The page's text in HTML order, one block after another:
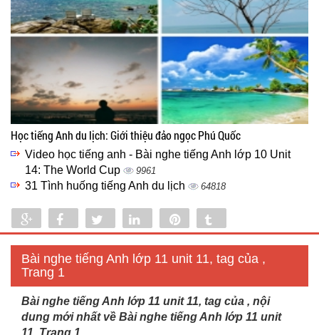
Học tiếng Anh du lịch: Giới thiệu đảo ngọc Phú Quốc
Video học tiếng anh - Bài nghe tiếng Anh lớp 10 Unit
14: The World Cup
9961
31 Tình huống tiếng Anh du lịch 64818
Share Share Tweet Share
Bài nghe tiếng Anh lớp 11 unit 11, tag của ,
Trang 1
Bài nghe tiếng Anh lớp 11 unit 11, tag của , nội
dung mới nhất về Bài nghe tiếng Anh lớp 11 unit
11, Trang 1